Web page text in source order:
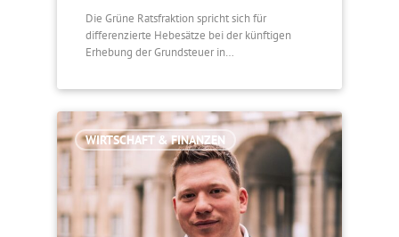
Die Grüne Ratsfraktion spricht sich für
differenzierte Hebesätze bei der künftigen
Erhebung der Grundsteuer in…
WIRTSCHAFT & FINANZEN